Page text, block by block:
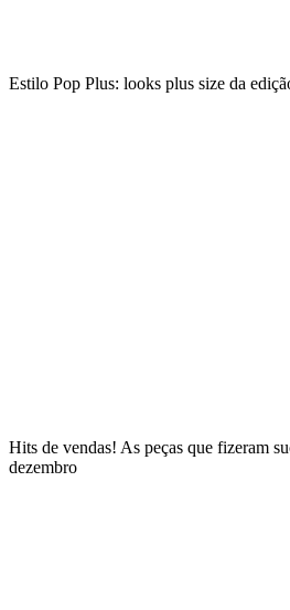
Estilo Pop Plus: looks plus size da
Hits de vendas! As peças que fizeram
dezembro